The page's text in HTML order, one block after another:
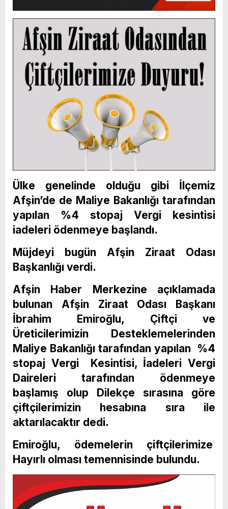
Ülke genelinde olduğu gibi İlçemiz
Afşin’de de Maliye Bakanlığı tarafından
yapılan %4 stopaj Vergi kesintisi
iadeleri ödenmeye başlandı.
Müjdeyi bugün Afşin Ziraat Odası
Başkanlığı verdi.
Afşin Haber Merkezine açıklamada
bulunan Afşin Ziraat Odası Başkanı
İbrahim Emiroğlu, Çiftçi ve
Üreticilerimizin Desteklemelerinden
Maliye Bakanlığı tarafından yapılan %4
stopaj Vergi Kesintisi, İadeleri Vergi
Daireleri tarafından ödenmeye
başlamış olup Dilekçe sırasına göre
çiftçilerimizin hesabına sıra ile
aktarılacaktır dedi.
Emiroğlu, ödemelerin çiftçilerimize
Hayırlı olması temennisinde bulundu.